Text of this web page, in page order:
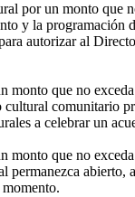
por un monto
y la programación
autorizar al
que no
comunitario
a celebrar un
que no